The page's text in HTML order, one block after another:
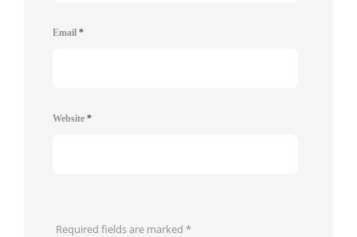
Email *
Website *
Required fields are marked *